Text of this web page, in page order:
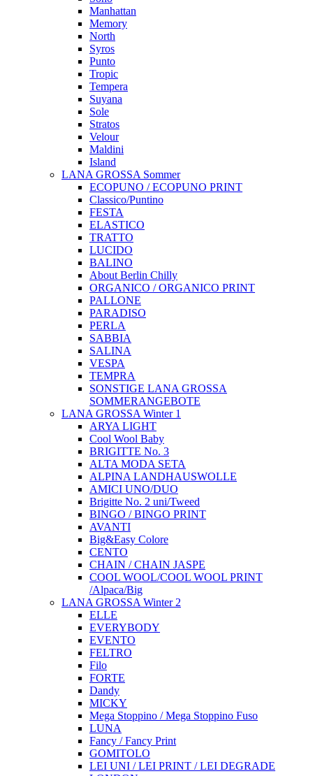
Manhattan
Memory
North
Syros
Punto
Tropic
Tempera
Suyana
Sole
Stratos
Velour
Maldini
Island
LANA GROSSA Sommer
ECOPUNO / ECOPUNO PRINT
Classico/Puntino
FESTA
ELASTICO
TRATTO
LUCIDO
BALINO
About Berlin Chilly
ORGANICO / ORGANICO PRINT
PALLONE
PARADISO
PERLA
SABBIA
SALINA
VESPA
TEMPRA
SONSTIGE LANA GROSSA
SOMMERANGEBOTE
LANA GROSSA Winter 1
ARYA LIGHT
Cool Wool Baby
BRIGITTE No. 3
ALTA MODA SETA
ALPINA LANDHAUSWOLLE
AMICI UNO/DUO
Brigitte No. 2 uni/Tweed
BINGO / BINGO PRINT
AVANTI
Big&Easy Colore
CENTO
CHAIN / CHAIN JASPE
COOL WOOL/COOL WOOL PRINT
/Alpaca/Big
LANA GROSSA Winter 2
ELLE
EVERYBODY
EVENTO
FELTRO
Filo
FORTE
Dandy
MICKY
Mega Stoppino / Mega Stoppino Fuso
LUNA
Fancy / Fancy Print
GOMITOLO
LEI UNI / LEI PRINT / LEI DEGRADE